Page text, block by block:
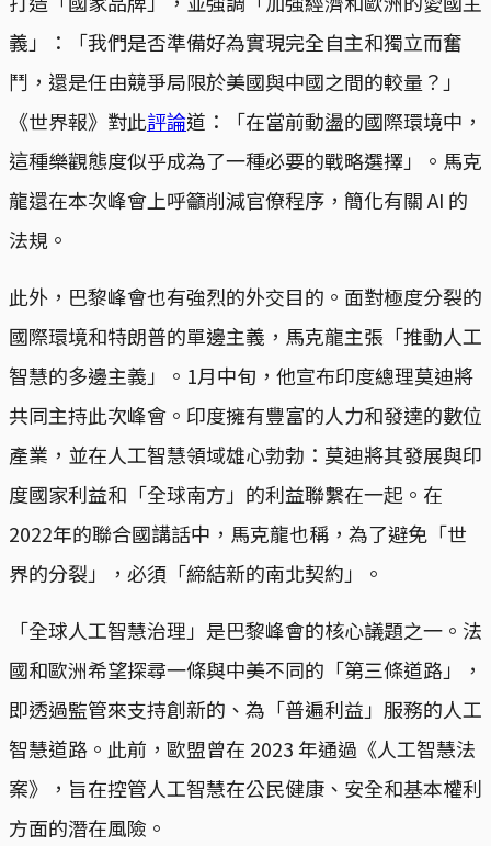
義」：「我們是否準備好為實現完全自主和獨立而奮
鬥，還是任由競爭局限於美國與中國之間的較量？」
《世界報》對此評論道：「在當前動盪的國際環境中，
這種樂觀態度似乎成為了一種必要的戰略選擇」。馬克
龍還在本次峰會上呼籲削減官僚程序，簡化有關 AI 的
法規。
此外，巴黎峰會也有強烈的外交目的。面對極度分裂的
國際環境和特朗普的單邊主義，馬克龍主張「推動人工
智慧的多邊主義」。1月中旬，他宣布印度總理莫迪將
共同主持此次峰會。印度擁有豐富的人力和發達的數位
產業，並在人工智慧領域雄心勃勃：莫迪將其發展與印
度國家利益和「全球南方」的利益聯繫在一起。在
2022年的聯合國講話中，馬克龍也稱，為了避免「世
界的分裂」，必須「締結新的南北契約」。
「全球人工智慧治理」是巴黎峰會的核心議題之一。法
國和歐洲希望探尋一條與中美不同的「第三條道路」，
即透過監管來支持創新的、為「普遍利益」服務的人工
智慧道路。此前，歐盟曾在 2023 年通過《人工智慧法
案》，旨在控管人工智慧在公民健康、安全和基本權利
方面的潛在風險。